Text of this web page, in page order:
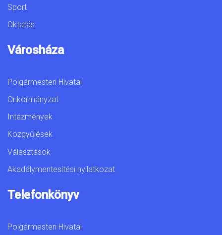
Sport
Oktatás
Városháza
Polgármesteri Hivatal
Önkormányzat
Intézmények
Közgyűlések
Választások
Akadálymentesítési nyilatkozat
Telefonkönyv
Polgármesteri Hivatal